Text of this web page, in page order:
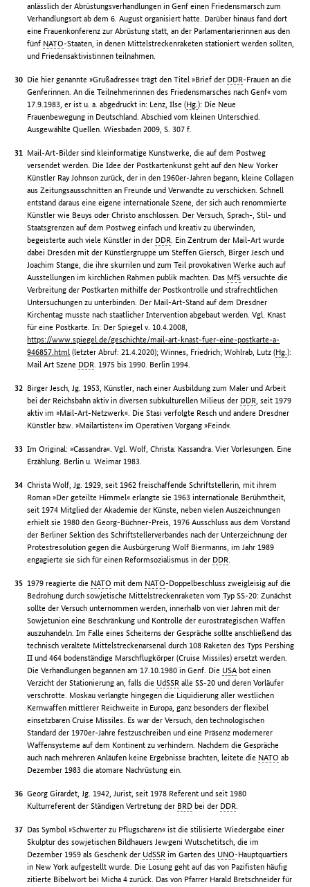
anlässlich der Abrüstungsverhandlungen in Genf einen Friedensmarsch zum
Verhandlungsort ab dem 6. August organisiert hatte. Darüber hinaus fand dort
eine Frauenkonferenz zur Abrüstung statt, an der Parlamentarierinnen aus den
fünf NATO-Staaten, in denen Mittelstreckenraketen stationiert werden sollten,
und Friedensaktivistinnen teilnahmen.
Die hier genannte »Grußadresse« trägt den Titel »Brief der DDR-Frauen an die
Genferinnen. An die Teilnehmerinnen des Friedensmarsches nach Genf« vom
17.9.1983, er ist u. a. abgedruckt in: Lenz, Ilse (Hg.): Die Neue
Frauenbewegung in Deutschland. Abschied vom kleinen Unterschied.
Ausgewählte Quellen. Wiesbaden 2009, S. 307 f.
Mail-Art-Bilder sind kleinformatige Kunstwerke, die auf dem Postweg
versendet werden. Die Idee der Postkartenkunst geht auf den New Yorker
Künstler Ray Johnson zurück, der in den 1960er-Jahren begann, kleine Collagen
aus Zeitungsausschnitten an Freunde und Verwandte zu verschicken. Schnell
entstand daraus eine eigene internationale Szene, der sich auch renommierte
Künstler wie Beuys oder Christo anschlossen. Der Versuch, Sprach-, Stil- und
Staatsgrenzen auf dem Postweg einfach und kreativ zu überwinden,
begeisterte auch viele Künstler in der DDR. Ein Zentrum der Mail-Art wurde
dabei Dresden mit der Künstlergruppe um Steffen Giersch, Birger Jesch und
Joachim Stange, die ihre skurrilen und zum Teil provokativen Werke auch auf
Ausstellungen im kirchlichen Rahmen publik machten. Das MfS versuchte die
Verbreitung der Postkarten mithilfe der Postkontrolle und strafrechtlichen
Untersuchungen zu unterbinden. Der Mail-Art-Stand auf dem Dresdner
Kirchentag musste nach staatlicher Intervention abgebaut werden. Vgl. Knast
für eine Postkarte. In: Der Spiegel v. 10.4.2008,
https://www.spiegel.de/geschichte/mail-art-knast-fuer-eine-postkarte-a-
946857.html (letzter Abruf: 21.4.2020); Winnes, Friedrich; Wohlrab, Lutz (Hg.):
Mail Art Szene DDR. 1975 bis 1990. Berlin 1994.
Birger Jesch, Jg. 1953, Künstler, nach einer Ausbildung zum Maler und Arbeit
bei der Reichsbahn aktiv in diversen subkulturellen Milieus der DDR, seit 1979
aktiv im »Mail-Art-Netzwerk«. Die Stasi verfolgte Resch und andere Dresdner
Künstler bzw. »Mailartisten« im Operativen Vorgang »Feind«.
Im Original: »Cassandra«. Vgl. Wolf, Christa: Kassandra. Vier Vorlesungen. Eine
Erzählung. Berlin u. Weimar 1983.
Christa Wolf, Jg. 1929, seit 1962 freischaffende Schriftstellerin, mit ihrem
Roman »Der geteilte Himmel« erlangte sie 1963 internationale Berühmtheit,
seit 1974 Mitglied der Akademie der Künste, neben vielen Auszeichnungen
erhielt sie 1980 den Georg-Büchner-Preis, 1976 Ausschluss aus dem Vorstand
der Berliner Sektion des Schriftstellerverbandes nach der Unterzeichnung der
Protestresolution gegen die Ausbürgerung Wolf Biermanns, im Jahr 1989
engagierte sie sich für einen Reformsozialismus in der DDR.
1979 reagierte die NATO mit dem NATO-Doppelbeschluss zweigleisig auf die
Bedrohung durch sowjetische Mittelstreckenraketen vom Typ SS-20: Zunächst
sollte der Versuch unternommen werden, innerhalb von vier Jahren mit der
Sowjetunion eine Beschränkung und Kontrolle der eurostrategischen Waffen
auszuhandeln. Im Falle eines Scheiterns der Gespräche sollte anschließend das
technisch veraltete Mittelstreckenarsenal durch 108 Raketen des Typs Pershing
II und 464 bodenständige Marschflugkörper (Cruise Missiles) ersetzt werden.
Die Verhandlungen begannen am 17.10.1980 in Genf. Die USA bot einen
Verzicht der Stationierung an, falls die UdSSR alle SS-20 und deren Vorläufer
verschrotte. Moskau verlangte hingegen die Liquidierung aller westlichen
Kernwaffen mittlerer Reichweite in Europa, ganz besonders der flexibel
einsetzbaren Cruise Missiles. Es war der Versuch, den technologischen
Standard der 1970er-Jahre festzuschreiben und eine Präsenz modernerer
Waffensysteme auf dem Kontinent zu verhindern. Nachdem die Gespräche
auch nach mehreren Anläufen keine Ergebnisse brachten, leitete die NATO ab
Dezember 1983 die atomare Nachrüstung ein.
Georg Girardet, Jg. 1942, Jurist, seit 1978 Referent und seit 1980
Kulturreferent der Ständigen Vertretung der BRD bei der DDR.
Das Symbol »Schwerter zu Pflugscharen« ist die stilisierte Wiedergabe einer
Skulptur des sowjetischen Bildhauers Jewgeni Wutschetitsch, die im
Dezember 1959 als Geschenk der UdSSR im Garten des UNO-Hauptquartiers
in New York aufgestellt wurde. Die Losung geht auf das von Pazifisten häufig
zitierte Bibelwort bei Micha 4 zurück. Das von Pfarrer Harald Bretschneider für